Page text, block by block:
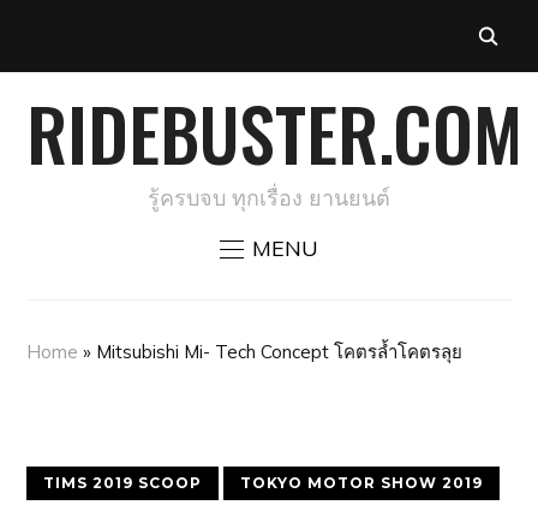
RIDEBUSTER.COM
รู้ครบจบ ทุกเรื่อง ยานยนต์
MENU
Home » Mitsubishi Mi- Tech Concept โคตรล้ำโคตรลุย
TIMS 2019 SCOOP TOKYO MOTOR SHOW 2019